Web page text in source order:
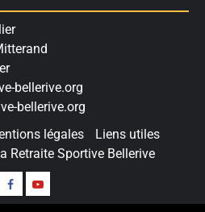
bellerive.org
bellerive.org
légales
Liens utiles
Retraite Sportive Bellerive
Suivez-
nous
Nos
vidéos